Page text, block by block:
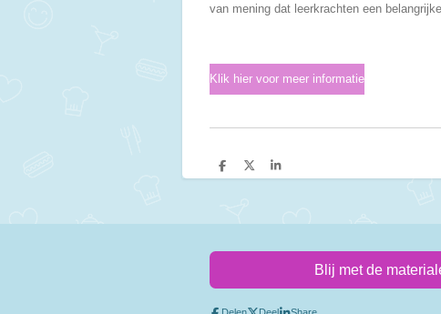
van mening dat leerkrachten een
Klik hier voor meer informatie
D
e
D
e
S
h
Blij met de